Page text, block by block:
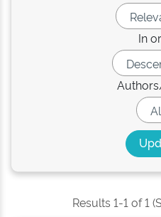
In
Results 1-1 of 1